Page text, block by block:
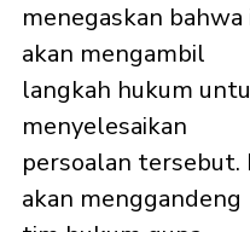
menegaskan bahwa
akan mengambil
langkah hukum
menyelesaikan
persoalan tersebut.
akan menggandeng